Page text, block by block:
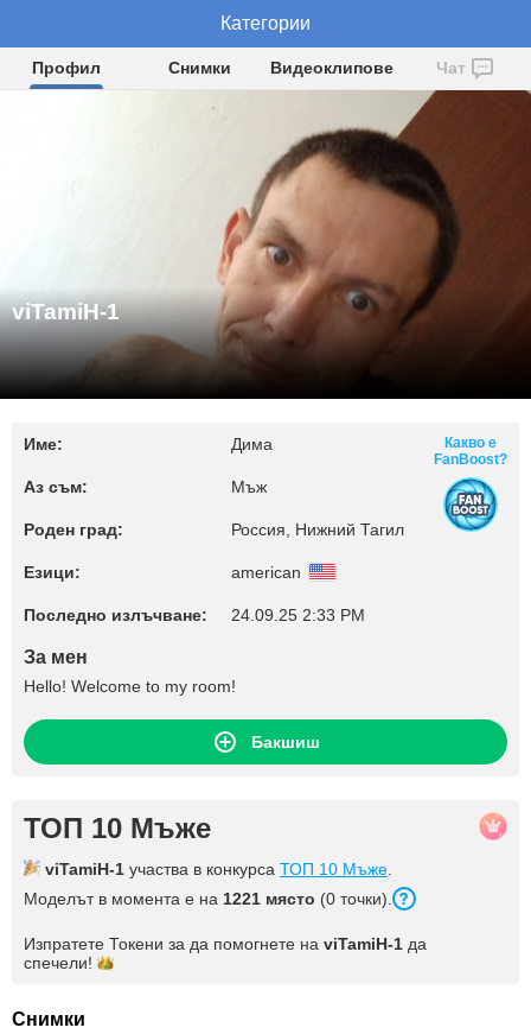
viTamiH-1
Профил Снимки Видеоклипове Чат
viTamiH-1
Име: Дима
Аз съм: Мъж
Роден град: Россия, Нижний Тагил
Езици: american
Последно излъчване: 24.09.25 2:33 PM
Какво е
FanBoost?
За мен
Hello! Welcome to my room!
Бакшиш
ТОП 10 Мъже
viTamiH-1 участва в конкурса ТОП 10 Мъже
Моделът в момента е на 1221 място (0 точки).
Изпратете Токени за да помогнете на viTamiH-1 да
спечели!
Снимки
Категории